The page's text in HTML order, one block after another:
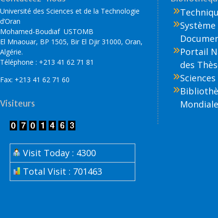
Université des Sciences et de la Technologie
d’Oran
Mohamed-Boudiaf USTOMB
El Mnaouar, BP 1505, Bir El Djir 31000, Oran,
Algérie.
Téléphone : +213 41 62 71 81
Fax: +213 41 62 71 60
Visiteurs
Visit Today : 4300
Total Visit : 701463
Portail
des